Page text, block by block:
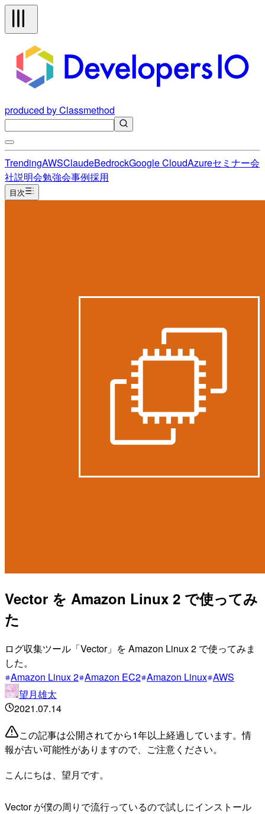
produced by Classmethod
TrendingAWSClaudeBedrockGoogle CloudAzureセミナー会
社説明会勉強会事例採用
目次
Vector を Amazon Linux 2 で使ってみ
た
ログ収集ツール「Vector」を Amazon Linux 2 で使ってみま
した。
Amazon Linux 2 Amazon EC2 Amazon Linux AWS
望月雄太
2021.07.14
この記事は公開されてから1年以上経過しています。情
報が古い可能性がありますので、ご注意ください。
こんにちは、望月です。
Vector が僕の周りで流行っているので試しにインストール